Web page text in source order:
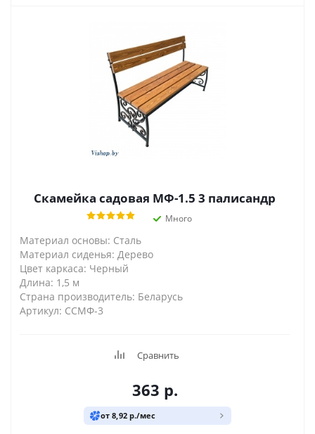
Скамейка садовая МФ-1.5 3 палисандр
Много
Материал основы: Сталь
Материал сиденья: Дерево
Цвет каркаса: Черный
Длина: 1,5 м
Страна производитель: Беларусь
Артикул: ССМФ-3
Сравнить
363 р.
от 8,92 р./мес